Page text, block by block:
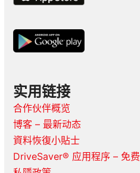
实用链接
合作伙伴概览
博客 – 最新动态
資料恢復小貼士
DriveSaver® 应用程序 – 免费